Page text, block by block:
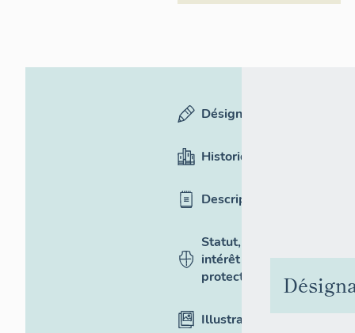
Désignation
Historique
Description
Statut,
intérêt et
protection
Illustrations